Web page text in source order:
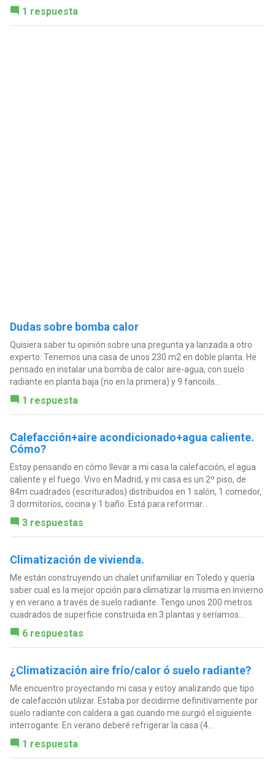
1 respuesta
Dudas sobre bomba calor
Quisiera saber tu opinión sobre una pregunta ya lanzada a otro
experto: Tenemos una casa de unos 230 m2 en doble planta. He
pensado en instalar una bomba de calor aire-agua, con suelo
radiante en planta baja (no en la primera) y 9 fancoils...
1 respuesta
Calefacción+aire acondicionado+agua caliente.
Cómo?
Estoy pensando en cómo llevar a mi casa la calefacción, el agua
caliente y el fuego. Vivo en Madrid, y mi casa es un 2º piso, de
84m cuadrados (escriturados) distribuidos en 1 salón, 1 comedor,
3 dormitorios, cocina y 1 baño. Está para reformar...
3 respuestas
Climatización de vivienda.
Me están construyendo un chalet unifamiliar en Toledo y quería
saber cual es la mejor opción para climatizar la misma en invierno
y en verano a través de suelo radiante. Tengo unos 200 metros
cuadrados de superficie construida en 3 plantas y seríamos...
6 respuestas
¿Climatización aire frío/calor ó suelo radiante?
Me encuentro proyectando mi casa y estoy analizando que tipo
de calefacción utilizar. Estaba por decidirme definitivamente por
suelo radiante con caldera a gas cuando me surgió el siguiente
interrogante: En verano deberé refrigerar la casa (4...
1 respuesta